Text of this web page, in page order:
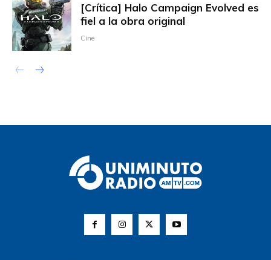
[Crítica] Halo Campaign Evolved es
fiel a la obra original
Cine